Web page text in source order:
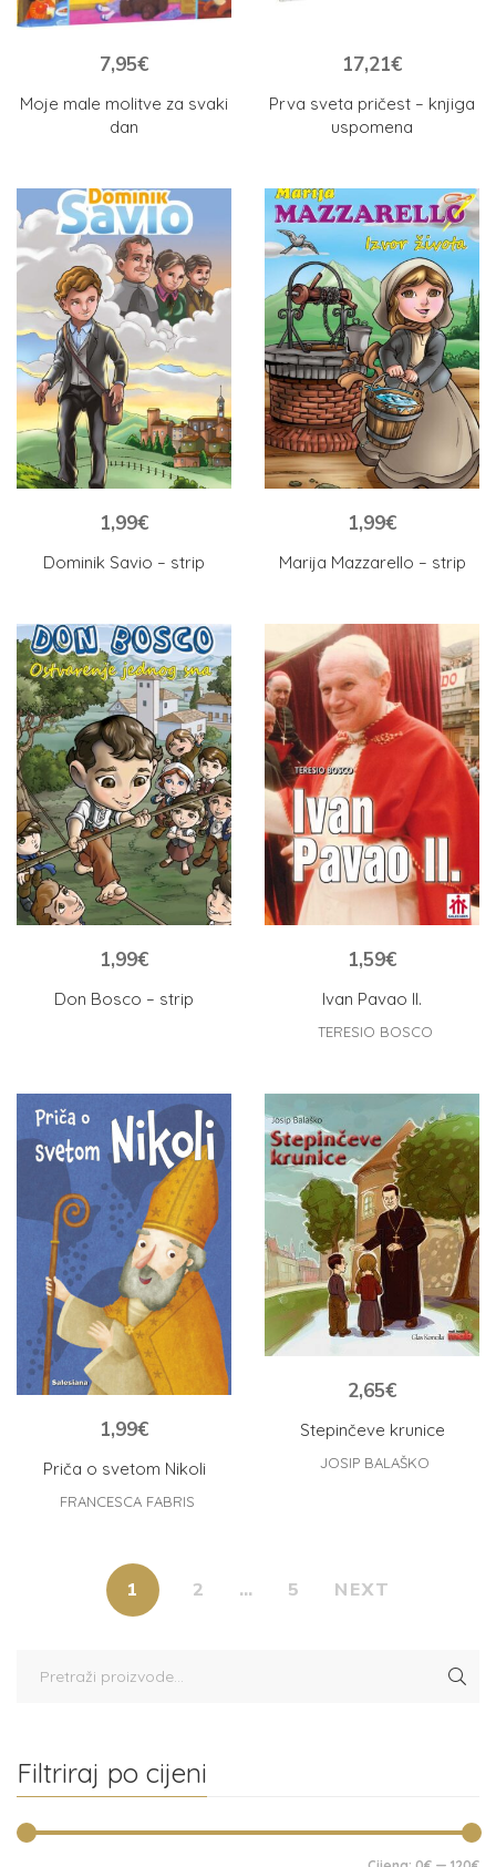
Moje male molitve za svaki
dan
7,95€
Prva sveta pričest – knjiga
uspomena
17,21€
Dominik Savio – strip
1,99€
Marija Mazzarello – strip
1,99€
Don Bosco – strip
1,99€
Ivan Pavao II.
1,59€
TERESIO BOSCO
Priča o svetom Nikoli
1,99€
FRANCESCA FABRIS
Stepinčeve krunice
2,65€
JOSIP BALAŠKO
1 2 … 5 NEXT
Filtriraj po cijeni